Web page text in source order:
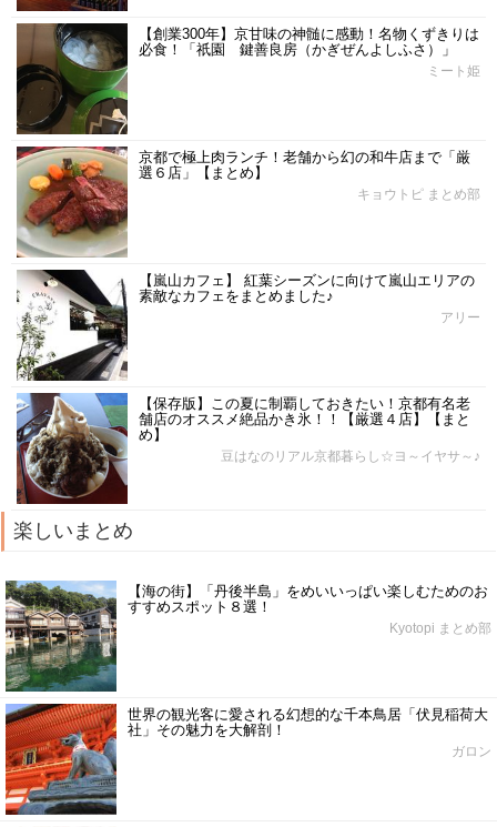
【創業300年】京甘味の神髄に感動！名物くずきりは
必食！「祇園 鍵善良房（かぎぜんよしふさ）」
ミート姫
京都で極上肉ランチ！老舗から幻の和牛店まで「厳
選６店」【まとめ】
キョウトピ まとめ部
【嵐山カフェ】 紅葉シーズンに向けて嵐山エリアの
素敵なカフェをまとめました♪
アリー
【保存版】この夏に制覇しておきたい！京都有名老
舗店のオススメ絶品かき氷！！【厳選４店】【まと
め】
豆はなのリアル京都暮らし☆ヨ～イヤサ～♪
楽しいまとめ
【海の街】「丹後半島」をめいいっぱい楽しむためのお
すすめスポット８選！
Kyotopi まとめ部
世界の観光客に愛される幻想的な千本鳥居「伏見稲荷大
社」その魅力を大解剖！
ガロン